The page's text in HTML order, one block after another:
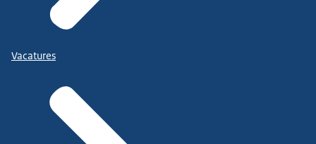
Vacatures